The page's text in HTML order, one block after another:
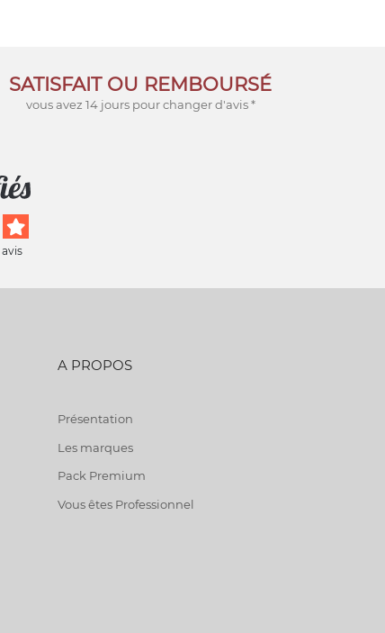
SATISFAIT OU REMBOURSÉ
vous avez 14 jours pour changer d'avis *
avis
A PROPOS
Présentation
Les marques
Pack Premium
Vous êtes Professionnel